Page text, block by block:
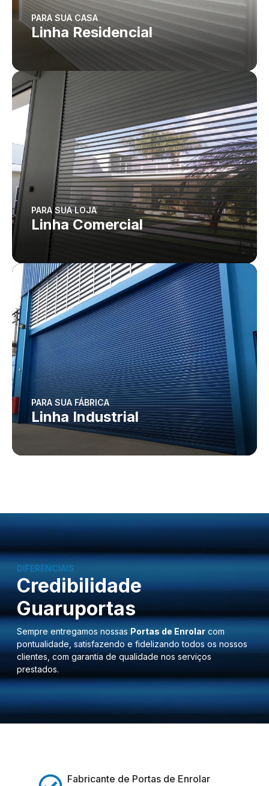
PARA SUA CASA
Linha Residencial
PARA SUA LOJA
Linha Comercial
PARA SUA FÁBRICA
Linha Industrial
DIFERENCIAIS
Credibilidade
Guaruportas
Sempre entregamos nossas Portas de Enrolar com
pontualidade, satisfazendo e fidelizando todos os nossos
clientes, com garantia de qualidade nos serviços
prestados.
Fabricante de Portas de Enrolar